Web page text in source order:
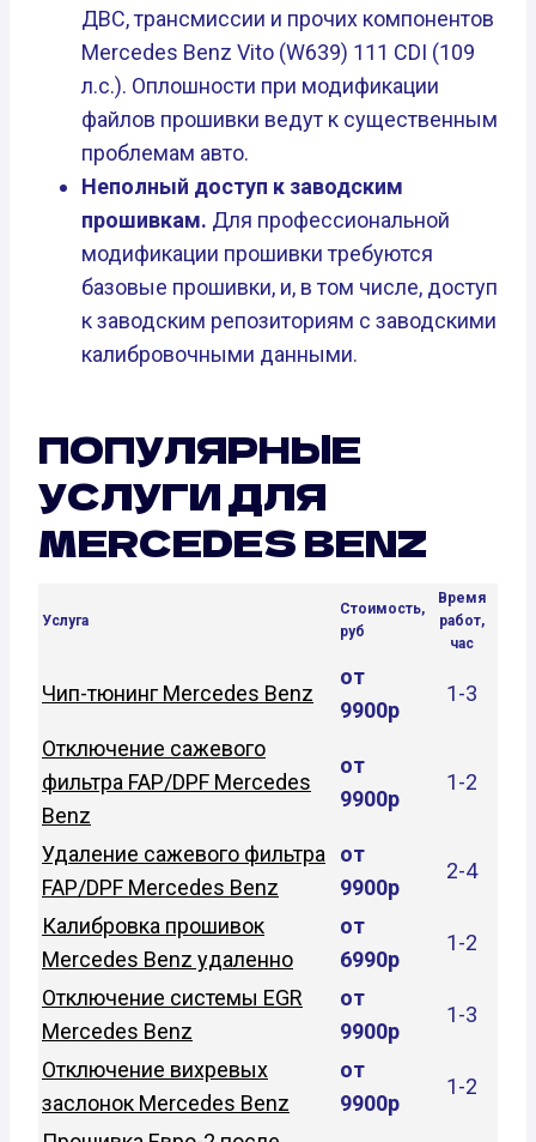
ДВС, трансмиссии и прочих компонентов
Mercedes Benz Vito (W639) 111 CDI (109
л.с.). Оплошности при модификации
файлов прошивки ведут к существенным
проблемам авто.
Неполный доступ к заводским
прошивкам. Для профессиональной
модификации прошивки требуются
базовые прошивки, и, в том числе, доступ
к заводским репозиториям с заводскими
калибровочными данными.
ПОПУЛЯРНЫЕ
УСЛУГИ ДЛЯ
MERCEDES BENZ
Услуга
Стоимость,
руб
Время
работ,
час
Чип-тюнинг Mercedes Benz
от
9900р
1-3
Отключение сажевого
фильтра FAP/DPF Mercedes
Benz
от
9900р
1-2
Удаление сажевого фильтра
FAP/DPF Mercedes Benz
от
9900р
2-4
Калибровка прошивок
Mercedes Benz удаленно
от
6990р
1-2
Отключение системы EGR
Mercedes Benz
от
9900р
1-3
Отключение вихревых
заслонок Mercedes Benz
от
9900р
1-2